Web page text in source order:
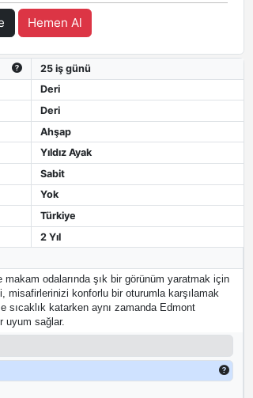
Hemen Al
25 iş günü
Deri
Deri
Ahşap
Yıldız Ayak
Sabit
Yok
Türkiye
2 Yıl
makam odalarında şık bir görünüm yaratmak için
misafirlerinizi konforlu bir oturumla karşılamak
sıcaklık katarken aynı zamanda Edmont
uyum sağlar.